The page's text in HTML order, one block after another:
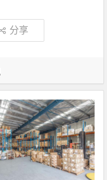
分享